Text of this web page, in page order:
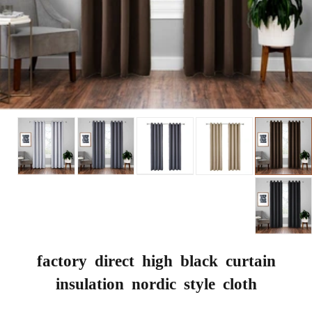
factory direct high black curtain
insulation nordic style cloth